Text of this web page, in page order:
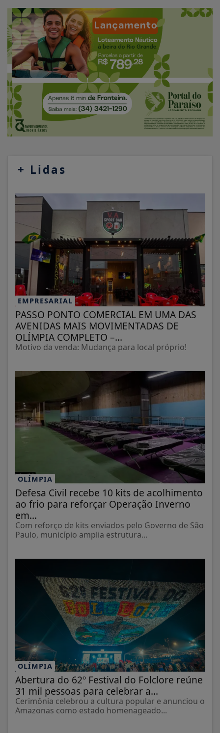
+ Lidas
EMPRESARIAL
PASSO PONTO COMERCIAL EM UMA DAS
AVENIDAS MAIS MOVIMENTADAS DE
OLÍMPIA COMPLETO –...
Motivo da venda: Mudança para local próprio!
OLÍMPIA
Defesa Civil recebe 10 kits de acolhimento
ao frio para reforçar Operação Inverno
em...
Com reforço de kits enviados pelo Governo de São
Paulo, município amplia estrutura...
OLÍMPIA
Abertura do 62º Festival do Folclore reúne
31 mil pessoas para celebrar a...
Cerimônia celebrou a cultura popular e anunciou o
Amazonas como estado homenageado...